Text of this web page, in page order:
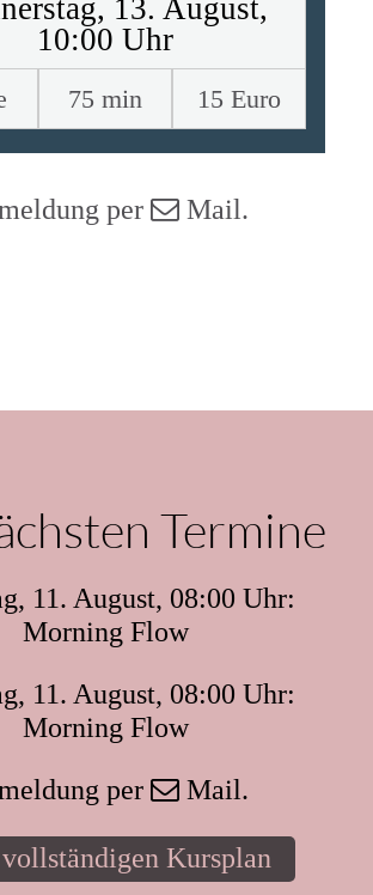
13. August,
10:00 Uhr
75 min 15 Euro
per Mail.
Termine
11. August, 08:00 Uhr:
Morning Flow
11. August, 08:00 Uhr:
Morning Flow
per
Mail.
Kursplan